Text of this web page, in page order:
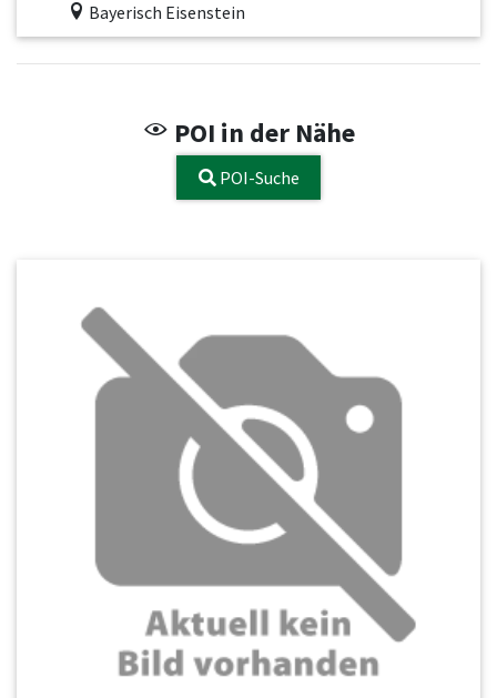
Bayerisch Eisenstein
POI in der Nähe
POI-Suche